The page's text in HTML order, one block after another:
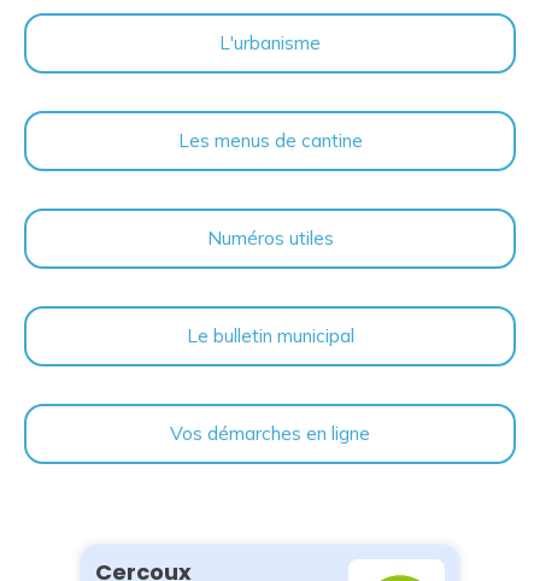
L'urbanisme
Les menus de cantine
Numéros utiles
Le bulletin municipal
Vos démarches en ligne